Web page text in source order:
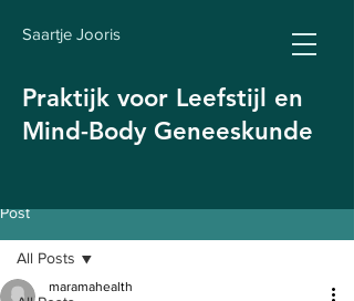
Saartje Jooris
Praktijk voor Leefstijl en
Mind-Body Geneeskunde
Post
All Posts
maramahealth